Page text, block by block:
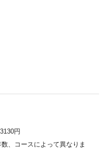
円
、コースによって異なりま